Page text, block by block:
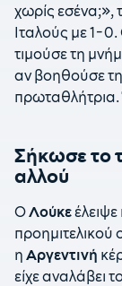
χωρίς εσένα;»,
Ιταλούς με 1-
τιμούσε τη
αν βοηθούσε
πρωταθλήτρια.
Σήκωσε το
αλλού
ΟΛούκε
προημιτελικού
η Αργεντινή
είχε αναλάβει